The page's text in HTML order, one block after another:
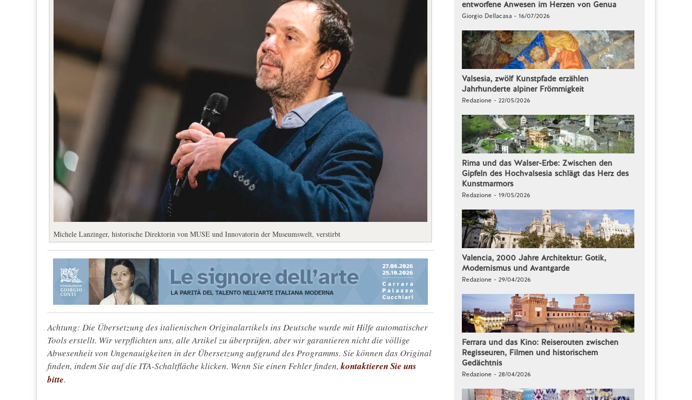
Michele Lanzinger, historische Direktorin von MUSE und Innovatorin der Museumswelt, verstirbt
Achtung: Die Übersetzung des italienischen Originalartikels ins Deutsche wurde mit Hilfe automatischer
Tools erstellt. Wir verpflichten uns, alle Artikel zu überprüfen, aber wir garantieren nicht die völlige
Abwesenheit von Ungenauigkeiten in der Übersetzung aufgrund des Programms. Sie können das Original
finden, indem Sie auf die ITA-Schaltfläche klicken. Wenn Sie einen Fehler finden,kontaktieren Sie uns
bitte.
entworfene Anwesen im Herzen von Genua
Giorgio Dellacasa - 16/07/2026
Valsesia, zwölf Kunstpfade erzählen
Jahrhunderte alpiner Frömmigkeit
Redazione - 22/05/2026
Rima und das Walser-Erbe: Zwischen den
Gipfeln des Hochvalsesia schlägt das Herz des
Kunstmarmors
Redazione - 19/05/2026
Valencia, 2000 Jahre Architektur: Gotik,
Modernismus und Avantgarde
Redazione - 29/04/2026
Ferrara und das Kino: Reiserouten zwischen
Regisseuren, Filmen und historischem
Gedächtnis
Redazione - 28/04/2026